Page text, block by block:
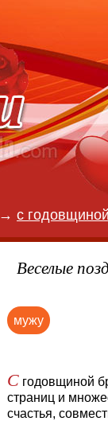
→ с
Веселые
мужу
С годовщиной
страниц и
счастья,